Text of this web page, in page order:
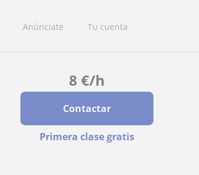
Anúnciate Tu cuenta
8 €/h
Contactar
Primera clase gratis